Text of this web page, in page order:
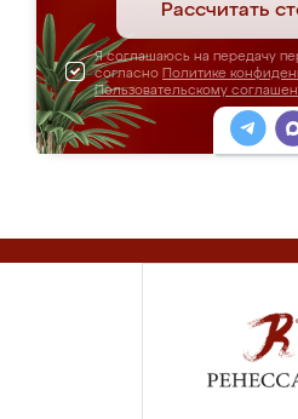
Рассчитать
Я соглашаюсь на передачу
согласно Политике
Пользовательскому